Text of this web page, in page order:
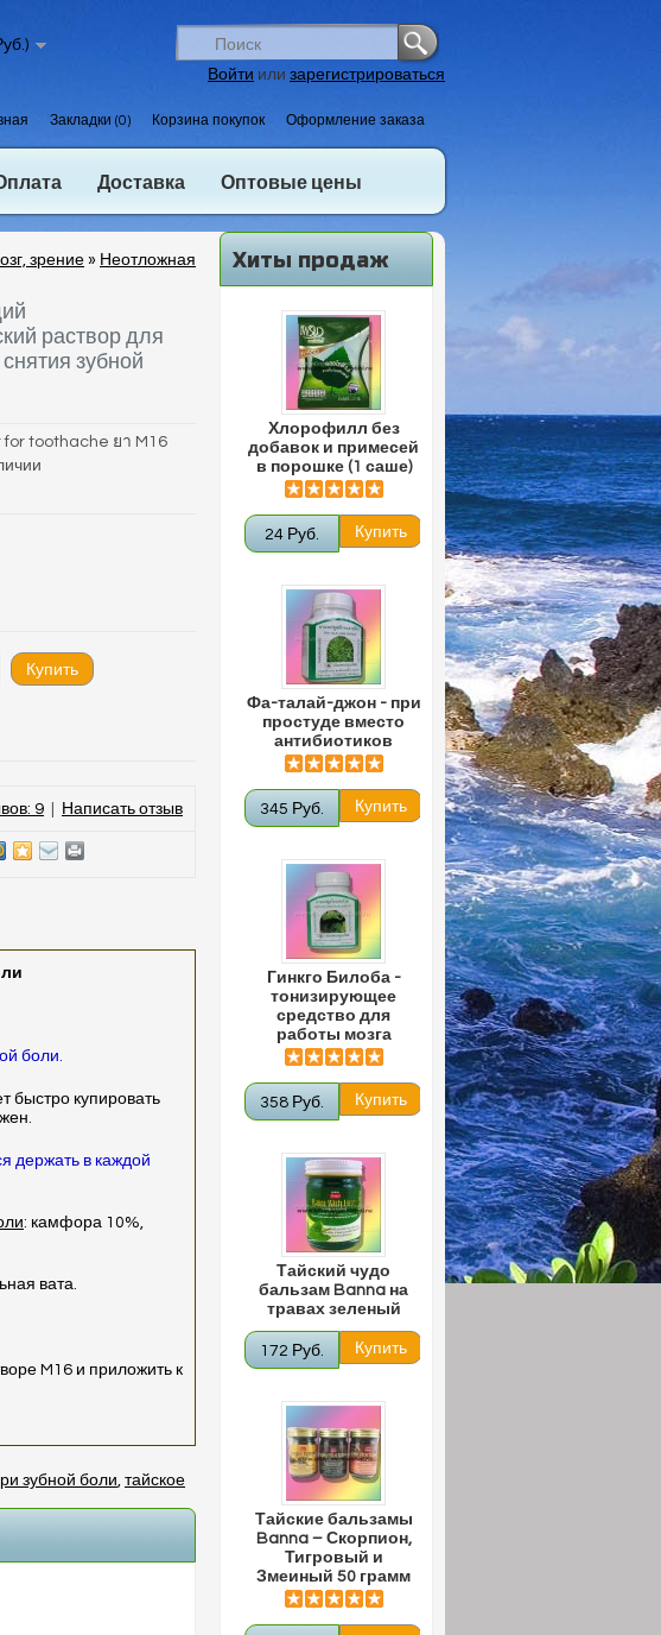
Войти или зарегистрироваться
Закладки (0) Корзина покупок Оформление заказа
Доставка Оптовые цены
Хиты продаж
Хлорофилл без
добавок и примесей
в порошке (1 саше)
24 Руб.
Фа-талай-джон - при
простуде вместо
антибиотиков
345 Руб.
Гинкго Билоба -
тонизирующее
средство для
работы мозга
358 Руб.
Тайский чудо
бальзам Banna на
травах зеленый
172 Руб.
Тайские бальзамы
Banna – Скорпион,
Тигровый и
Змеиный 50 грамм
зрение » Неотложная
раствор для
зубной
for toothache ยา M16
9 Написать отзыв
боли.
быстро купировать
держать в каждой
: камфора 10%,
вата.
M16 и приложить к
зубной боли, тайское